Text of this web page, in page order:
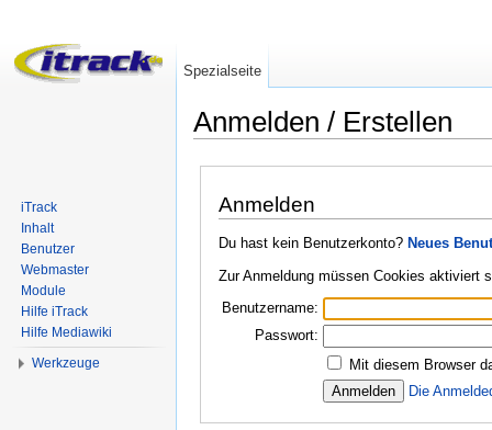
Anmelden / Erstellen
Anmelden
Du hast kein Benutzerkonto? Neues
Zur Anmeldung müssen Cookies aktiviert
Benutzername:
Passwort:
Mit diesem Browser
Die
Spezialseite
iTrack
Inhalt
Benutzer
Webmaster
Module
Hilfe iTrack
Hilfe Mediawiki
Werkzeuge